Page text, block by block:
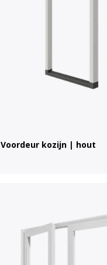
Voordeur kozijn | hout